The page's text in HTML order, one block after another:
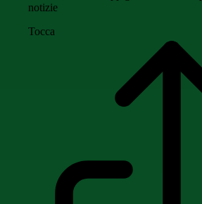
notizie
Tocca